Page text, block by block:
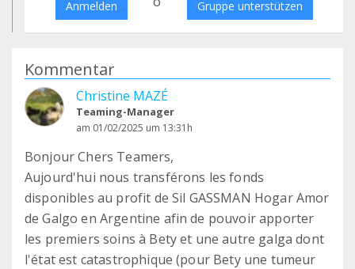
Anmelden Gruppe unterstützen
Kommentar
Christine MAZÉ
Teaming-Manager
am 01/02/2025 um 13:31h
Bonjour Chers Teamers,
Aujourd'hui nous transférons les fonds
disponibles au profit de Sil GASSMAN Hogar Amor
de Galgo en Argentine afin de pouvoir apporter
les premiers soins à Bety et une autre galga dont
l'état est catastrophique (pour Bety une tumeur